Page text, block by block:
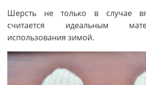
Шерсть не только в случае
считается идеальным
использования зимой.